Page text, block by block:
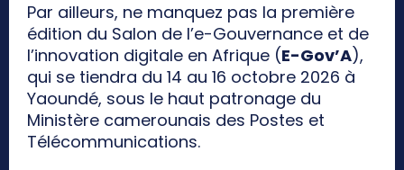
Par ailleurs, ne manquez pas la première
édition du Salon de l’e-Gouvernance et de
l’innovation digitale en Afrique (E-Gov’A),
qui se tiendra du 14 au 16 octobre 2026 à
Yaoundé, sous le haut patronage du
Ministère camerounais des Postes et
Télécommunications.